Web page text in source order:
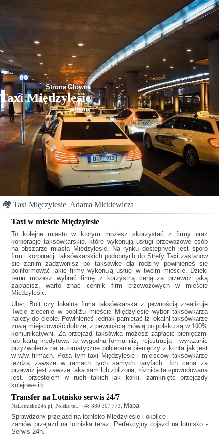
Strona Główna
Taxi Międzylesie
witamy
🏘 Taxi Międzylesie Adama Mickiewicza
Taxi w mieście Międzylesie
To kolejne miasto w którym możesz skorzystać z firmy oraz
korporacje taksówkarskie, które wykonują usługi przewozowe osób
na obszarze miasta Międzylesie. Na rynku dostępnych jest sporo
firm i korporacji taksówkarskich podobnych do Strefy Taxi zastanów
się zanim zadzwonisz po taksówkę dla rodziny powinieneś się
poinformować jakie firmy wykonują usługi w twoim mieście. Dzięki
temu możesz wybrać firmę z korzystną ceną za przewóz jaką
zapłacisz, warto znać cennik firm przewozowych w mieście
Międzylesie.
Uber, Bolt czy lokalna firma taksówkarska z pewnością zrealizuje
Twoje zlecenie w pobliżu mieście Międzylesie wybór taksówkarza
należy do ciebie. Powinieneś jednak pamiętać iż lokalni taksówkarze
znają miejscowość dobrze, z pewnością mówią po polsku są w 100%
komunikatywni. Za przejazd taksówką możesz zapłacić pieniędzmi
lub kartą kredytową to wygodna forma niż, rejestracja i wyrażanie
przyzwolenia na automatyczne pobieranie pieniędzy z konta jak jest
w w/w firmach. Poza tymtaxi Międzylesiei miejscowi taksówkarze
jeżdżą zawsze w ramach tych samych taryfach. Ich cena za
przewóz jest zawsze taka sam lub zbliżona, różnica ta spowodowana
jest, przestojem w ruch takich jak korki, zamknięte przejazdy
kolejowe itp.
Transfer na Lotnisko serwis 24/7
NaLotnisko24h.pl, Polska tel.: +48 880 307 773, Mapa
Sprawdzony przejazd na lotnisko Międzylesie i okolice
zamów przejazd na lotniska teraz. Perfekcyjny dojazd na lotnisko -
Serwis 24h.